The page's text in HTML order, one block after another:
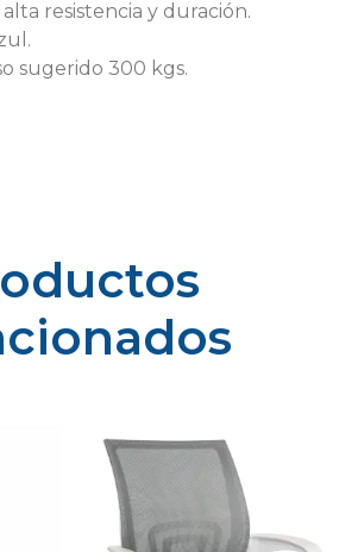
resistencia y duración.
sugerido 300 kgs.